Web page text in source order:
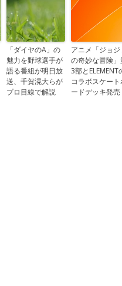
「ダイヤのA」の
魅力を野球選手が
語る番組が明日放
送、千賀滉大らが
プロ目線で解説
アニメ「ジョジ
の奇妙な冒険」
3部とELEMENT
コラボスケート
ードデッキ発売